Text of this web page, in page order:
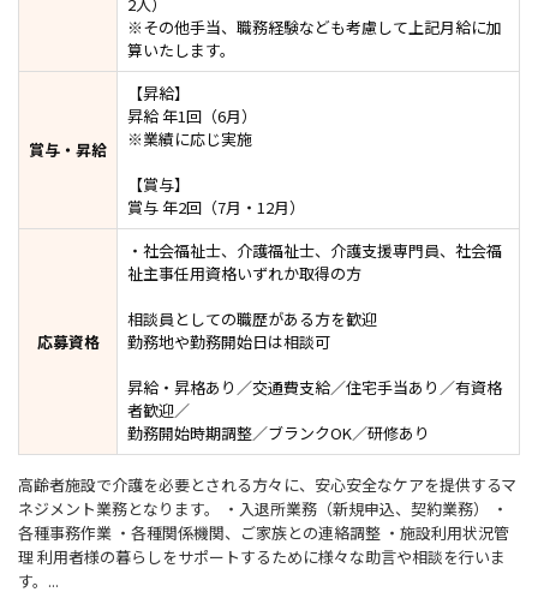
※その他手当、職務経験なども考慮して上記月給に加
算いたします。
賞与・昇給
【昇給】
昇給 年1回（6月）
※業績に応じ実施
【賞与】
賞与 年2回（7月・12月）
応募資格
・社会福祉士、介護福祉士、介護支援専門員、社会福
祉主事任用資格いずれか取得の方
相談員としての職歴がある方を歓迎
勤務地や勤務開始日は相談可
昇給・昇格あり／交通費支給／住宅手当あり／有資格
者歓迎／
勤務開始時期調整／ブランクOK／研修あり
高齢者施設で介護を必要とされる方々に、安心安全なケアを提供するマ
ネジメント業務となります。 ・入退所業務（新規申込、契約業務） ・
各種事務作業 ・各種関係機関、ご家族との連絡調整 ・施設利用状況管
理 利用者様の暮らしをサポートするために様々な助言や相談を行いま
す。...